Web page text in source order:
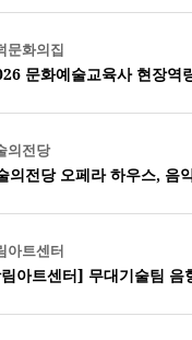
문화의집
문화예술교육사 현장역
의전당
의전당 오페라 하우스, 음
아트센터
아트센터] 무대기술팀 음